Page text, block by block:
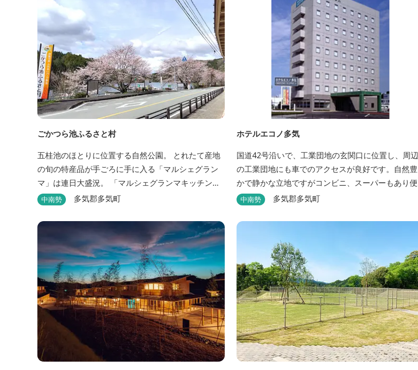
ごかつら池ふるさと村
五桂池のほとりに位置する自然公園。 とれたて産地
の旬の特産品が手ごろに手に入る「マルシェグラン
マ」は連日大盛況。 「マルシェグランマキッチン」
の地元食材で作ったオリジナルピザは大好評！ バー
になった「手ぶらバーベキューセット」も人気で
す。 『ごかつら池どうぶつパーク』近くにありま
す。 多気町観光協会のフェイスブックでは多気町の
ローカ...
中南勢 多気郡多気町
ホテルエコノ多気
国道42号沿いで、工業団地の玄関口に位置し、周辺
の工業団地にも車でのアクセスが良好です。自然豊
かで静かな立地ですがコンビニ、スーパーもあり便
利にご利用できます。無料朝食(セルフサービス)、大
中南勢 多気郡多気町